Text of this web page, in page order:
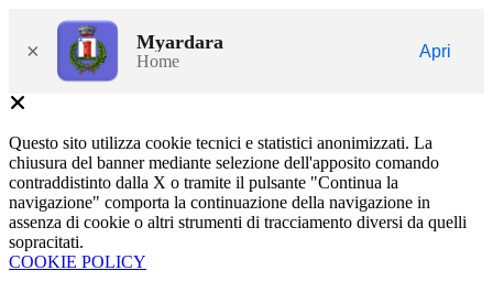
× Myardara
Home
Apri
Questo sito utilizza cookie tecnici e statistici anonimizzati. La
chiusura del banner mediante selezione dell'apposito comando
contraddistinto dalla X o tramite il pulsante "Continua la
navigazione" comporta la continuazione della navigazione in
assenza di cookie o altri strumenti di tracciamento diversi da quelli
sopracitati.
COOKIE POLICY